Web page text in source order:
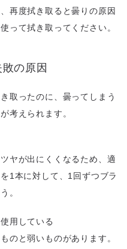
再度拭き取ると曇りの原因
って拭き取ってください。
の原因
取ったのに、曇ってしまう
考えられます。
ヤが出にくくなるため、適
1本に対して、1回ずつブラ
。
用している
のと弱いものがあります。